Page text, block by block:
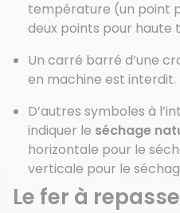
température (un point
deux points pour
Un carré barré d’une
en machine est interdit.
D’autres symboles à
indiquer le séchage
horizontale pour le
verticale pour le
Le fer à